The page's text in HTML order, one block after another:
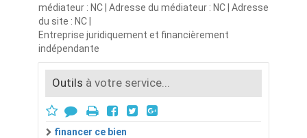
médiateur : NC | Adresse du médiateur : NC | Adresse
du site : NC |
Entreprise juridiquement et financièrement
indépendante
Outils à votre service...
financer ce bien